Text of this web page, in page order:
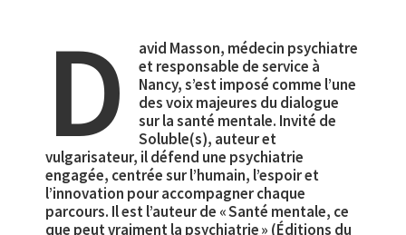
D
avid Masson, médecin psychiatre
et responsable de service à
Nancy, s’est imposé comme l’une
des voix majeures du dialogue
sur la santé mentale. Invité de
Soluble(s), auteur et
vulgarisateur, il défend une psychiatrie
engagée, centrée sur l’humain, l’espoir et
l’innovation pour accompagner chaque
parcours. Il est l’auteur de « Santé mentale, ce
que peut vraiment la psychiatrie » (Éditions du